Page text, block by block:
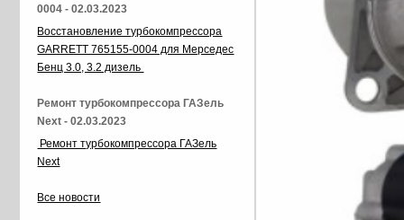
0004 - 02.03.2023
Восстановление турбокомпрессора
GARRETT 765155-0004 для Мерседес
Бенц 3.0, 3.2 дизель
Ремонт турбокомпрессора ГАЗель
Next - 02.03.2023
Ремонт турбокомпрессора ГАЗель
Next
Все новости